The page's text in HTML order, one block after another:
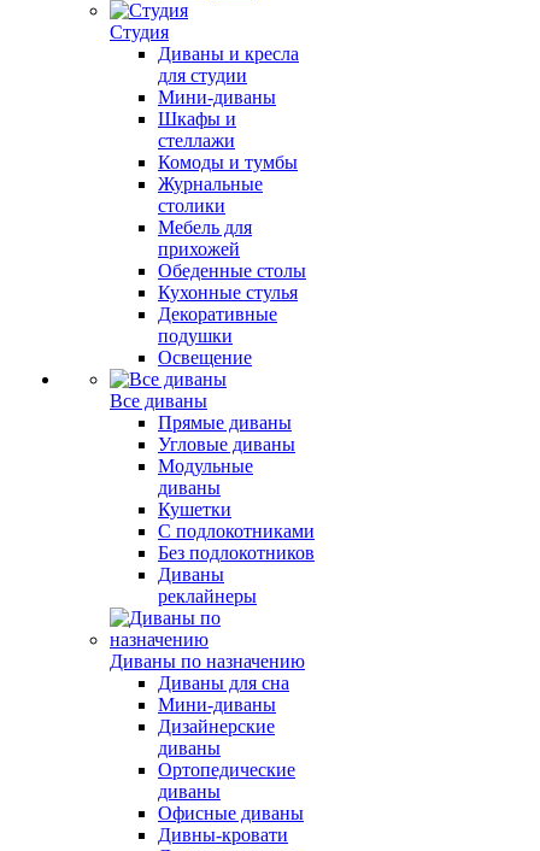
Студия
Диваны и кресла
для студии
Мини-диваны
Шкафы и
стеллажи
Комоды и тумбы
Журнальные
столики
Мебель для
прихожей
Обеденные столы
Кухонные стулья
Декоративные
подушки
Освещение
Все диваны
Прямые диваны
Угловые диваны
Модульные
диваны
Кушетки
С подлокотниками
Без подлокотников
Диваны
реклайнеры
Диваны по назначению
Диваны для сна
Мини-диваны
Дизайнерские
диваны
Ортопедические
диваны
Офисные диваны
Дивны-кровати